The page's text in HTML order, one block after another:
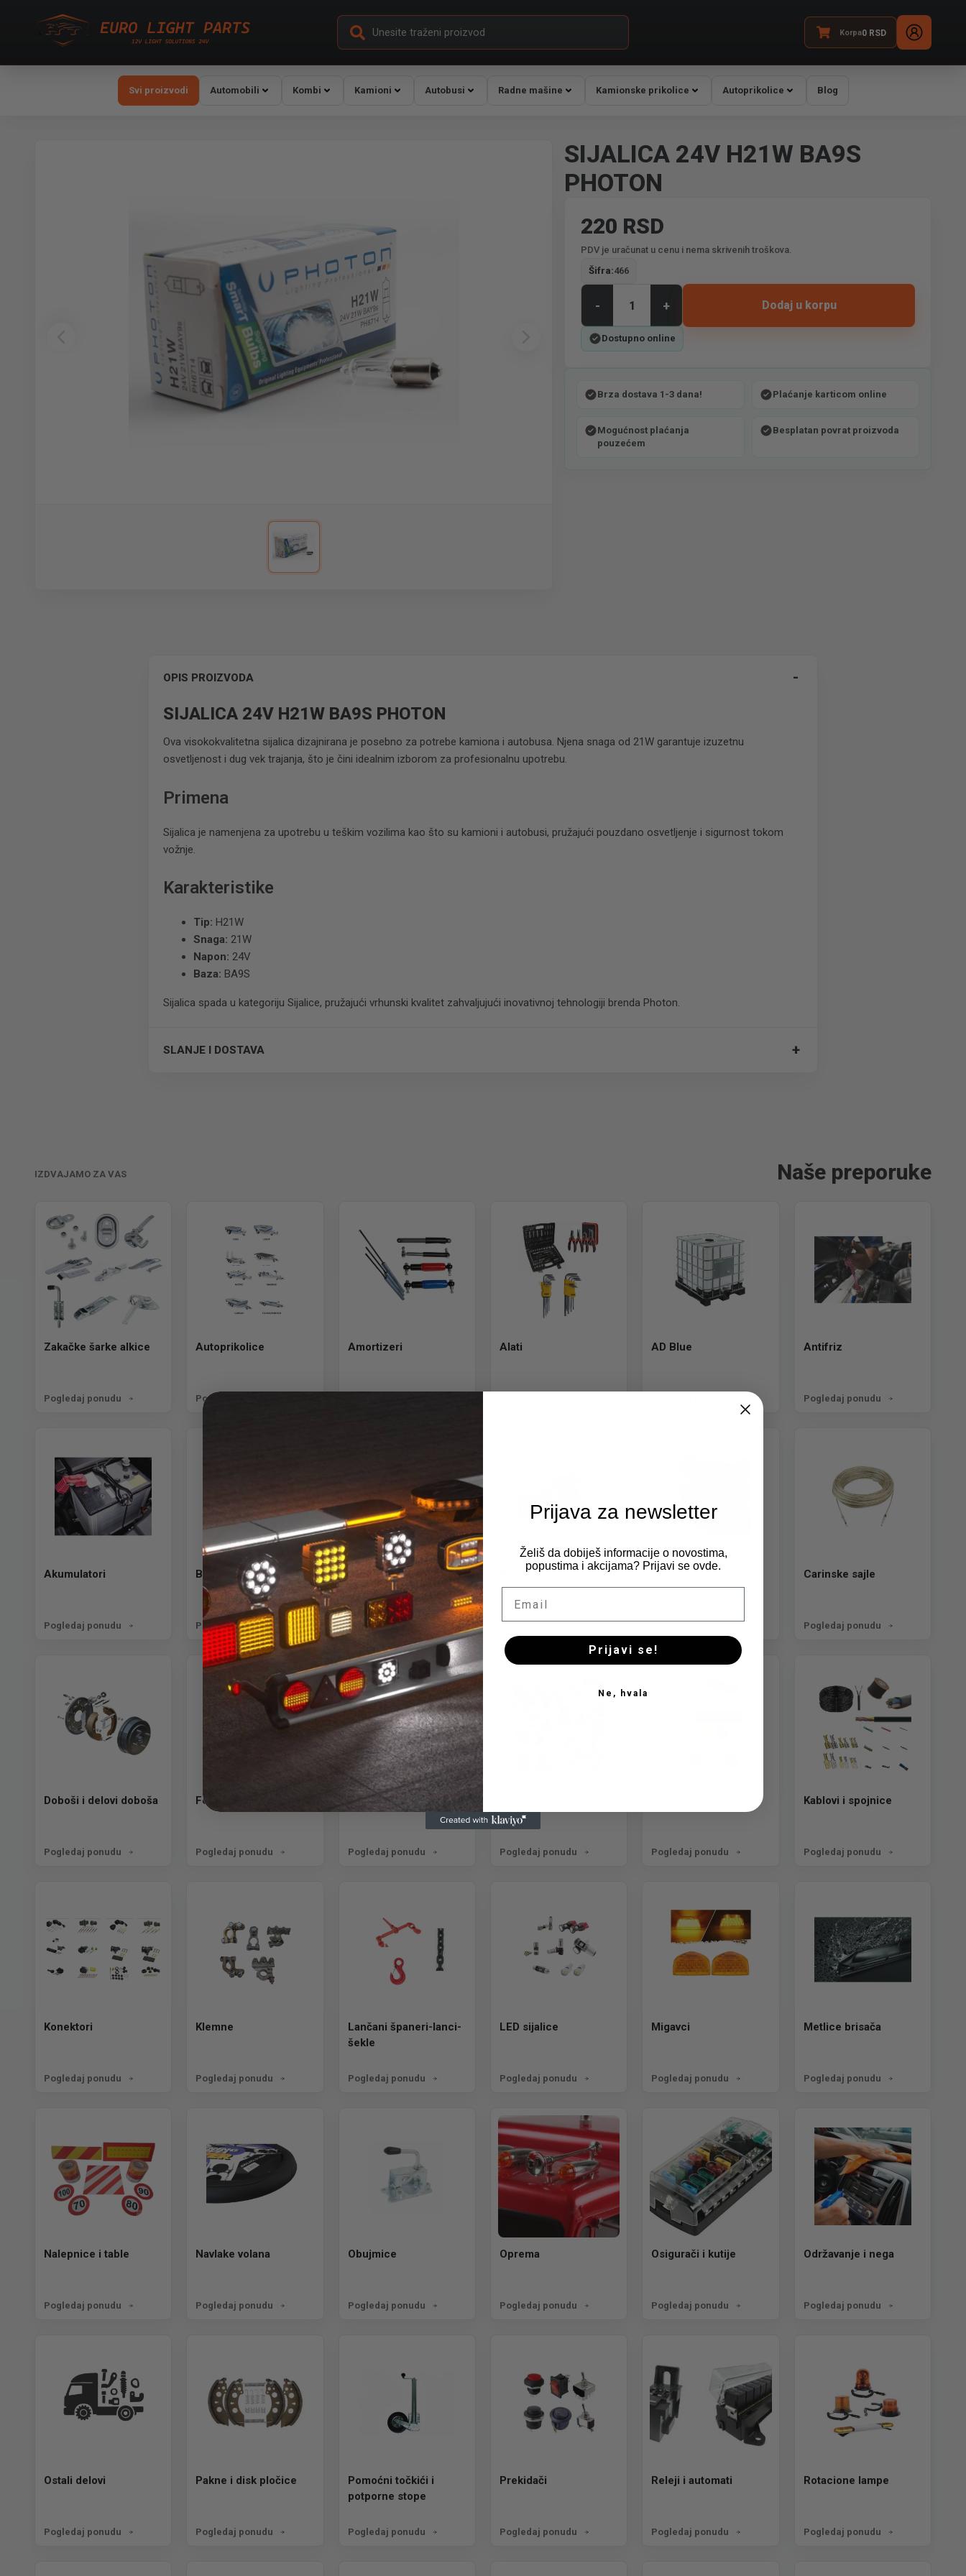
Korpa0RSD
Svi proizvodi Automobili Kombi Kamioni Autobusi Radne mašine Kamionske prikolice Autoprikolice Blog
SIJALICA 24V H21W BA9S
PHOTON
220 RSD
PDV je uračunat u cenu i nema skrivenih troškova.
Šifra:466
- + Dodaj u korpu
Dostupno online
Brza dostava 1-3 dana! Plaćanje karticom online
Mogućnost plaćanja
pouzećem
Besplatan povrat proizvoda
OPIS PROIZVODA
SIJALICA 24V H21W BA9S PHOTON
Ova visokokvalitetna sijalica dizajnirana je posebno za potrebe kamiona i autobusa. Njena snaga od 21W garantuje izuzetnu
osvetljenost i dug vek trajanja, što je čini idealnim izborom za profesionalnu upotrebu.
Primena
Sijalica je namenjena za upotrebu u teškim vozilima kao što su kamioni i autobusi, pružajući pouzdano osvetljenje i sigurnost tokom
vožnje.
Karakteristike
Tip: H21W
Snaga: 21W
Napon: 24V
Baza: BA9S
Sijalica spada u kategoriju Sijalice, pružajući vrhunski kvalitet zahvaljujući inovativnoj tehnologiji brenda Photon.
-
SLANJE I DOSTAVA +
IZDVAJAMO ZA VAS Naše preporuke
Zakačke šarke alkice
Pogledaj ponudu
Autoprikolice
Pogledaj ponudu
Amortizeri Alati AD Blue Antifriz
Pogledaj ponudu
Akumulatori
Pogledaj ponudu
Blatobrani
Pogledaj ponudu
Bakarne podloške
Pogledaj ponudu
Brave paljenja
Pogledaj ponudu
Creva goriva
Pogledaj ponudu
Carinske sajle
Pogledaj ponudu
Doboši i delovi doboša
Pogledaj ponudu
Felne i točkovi
Pogledaj ponudu
Farovi
Pogledaj ponudu Pogledaj ponudu Pogledaj ponudu
Kablovi i spojnice
Pogledaj ponudu
Konektori
Pogledaj ponudu
Klemne
Pogledaj ponudu
Lančani španeri-lanci-
šekle
Pogledaj ponudu
LED sijalice
Pogledaj ponudu
Migavci
Pogledaj ponudu
Metlice brisača
Pogledaj ponudu
Nalepnice i table
Pogledaj ponudu
Navlake volana
Pogledaj ponudu
Obujmice
Pogledaj ponudu
Oprema
Pogledaj ponudu
Osigurači i kutije
Pogledaj ponudu
Održavanje i nega
Pogledaj ponudu
Ostali delovi
Pogledaj ponudu
Pakne i disk pločice
Pogledaj ponudu
Pomoćni točkići i
potporne stope
Pogledaj ponudu
Prekidači
Pogledaj ponudu
Releji i automati
Pogledaj ponudu
Rotacione lampe
Pogledaj ponudu
Prijava za newsletter
Želiš da dobiješ informacije o novostima,
popustima i akcijama? Prijavi se ovde.
Prijavi se!
Ne, hvala